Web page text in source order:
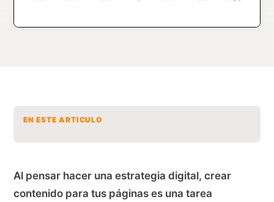
EN ESTE ARTICULO
Al pensar hacer una estrategia digital, crear
contenido para tus páginas es una tarea